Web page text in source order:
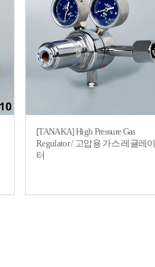
[TANAKA] High Pressure Gas
Regulator / 고압용 가스 레귤레이
터